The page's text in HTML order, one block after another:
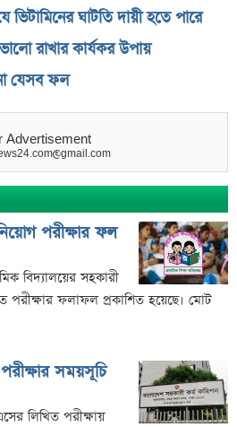
ভিটামিনের ঘাটতি দায়ী হতে পারে
রাখার কার্যকর উপায়
যেসব ফল
Advertisement
পরীক্ষার ফল
বিদ্যালয়ের সহকারী
ফলাফল প্রকাশিত হয়েছে। মোট
সময়সূচি
লিখিত পরীক্ষায়